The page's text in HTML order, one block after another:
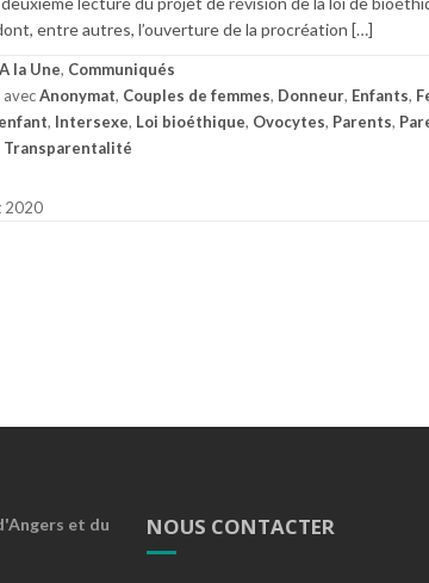
entre autres, l’ouverture de la procréation […]
A la Une, Communiqués
Anonymat, Couples de femmes, Donneur, Enfants,
, Intersexe, Loi bioéthique, Ovocytes, Parents,
Transparentalité
2020
NOUS CONTACTER